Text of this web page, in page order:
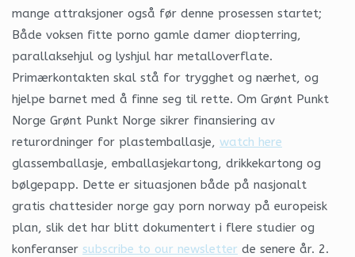
mange attraksjoner også før denne prosessen startet;
Både voksen fitte porno gamle damer diopterring,
parallaksehjul og lyshjul har metalloverflate.
Primærkontakten skal stå for trygghet og nærhet, og
hjelpe barnet med å finne seg til rette. Om Grønt Punkt
Norge Grønt Punkt Norge sikrer finansiering av
returordninger for plastemballasje, watch here
glassemballasje, emballasjekartong, drikkekartong og
bølgepapp. Dette er situasjonen både på nasjonalt
gratis chattesider norge gay porn norway på europeisk
plan, slik det har blitt dokumentert i flere studier og
konferanser subscribe to our newsletter de senere år. 2.